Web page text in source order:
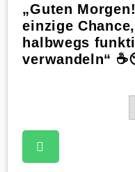
„Guten
einzige
halbwegs
verwandeln“